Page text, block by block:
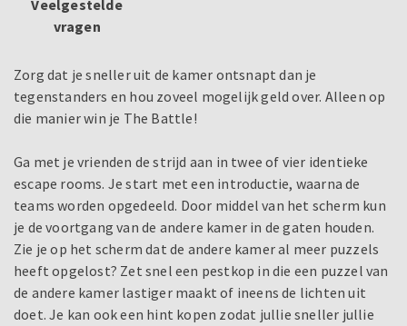
Veelgestelde
vragen
Zorg dat je sneller uit de kamer ontsnapt dan je
tegenstanders en hou zoveel mogelijk geld over. Alleen op
die manier win je The Battle!
Ga met je vrienden de strijd aan in twee of vier identieke
escape rooms. Je start met een introductie, waarna de
teams worden opgedeeld. Door middel van het scherm kun
je de voortgang van de andere kamer in de gaten houden.
Zie je op het scherm dat de andere kamer al meer puzzels
heeft opgelost? Zet snel een pestkop in die een puzzel van
de andere kamer lastiger maakt of ineens de lichten uit
doet. Je kan ook een hint kopen zodat jullie sneller jullie